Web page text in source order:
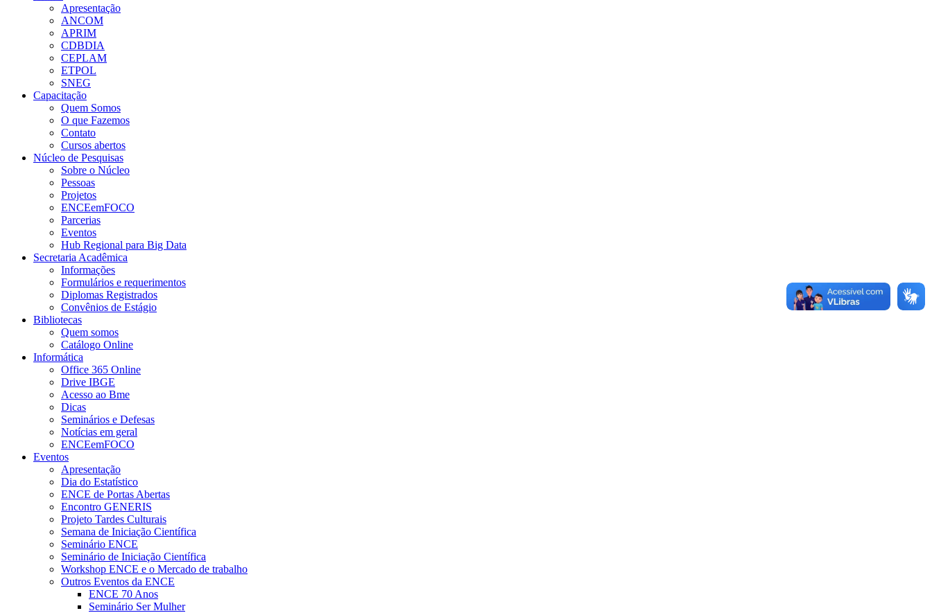
Apresentação
ANCOM
APRIM
CDBDIA
CEPLAM
ETPOL
SNEG
Capacitação
Quem Somos
O que Fazemos
Contato
Cursos abertos
Núcleo de Pesquisas
Sobre o Núcleo
Pessoas
Projetos
ENCEemFOCO
Parcerias
Eventos
Hub Regional para Big Data
Secretaria Acadêmica
Informações
Formulários e requerimentos
Diplomas Registrados
Convênios de Estágio
Bibliotecas
Quem somos
Catálogo Online
Informática
Office 365 Online
Drive IBGE
Acesso ao Bme
Dicas
Seminários e Defesas
Notícias em geral
ENCEemFOCO
Eventos
Apresentação
Dia do Estatístico
ENCE de Portas Abertas
Encontro GENERIS
Projeto Tardes Culturais
Semana de Iniciação Científica
Seminário ENCE
Seminário de Iniciação Científica
Workshop ENCE e o Mercado de trabalho
Outros Eventos da ENCE
ENCE 70 Anos
Seminário Ser Mulher